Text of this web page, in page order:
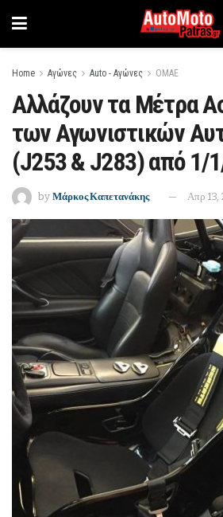
Home Αγώνες Auto - Αγώνες ΟΜΑΕ
Αλλάζουν τα Μέτρα
των Αγωνιστικών
(J253 & J283) από 1/
by Μάρκος Καπετανάκης Απρ 13,